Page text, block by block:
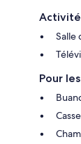
Salle
Pour